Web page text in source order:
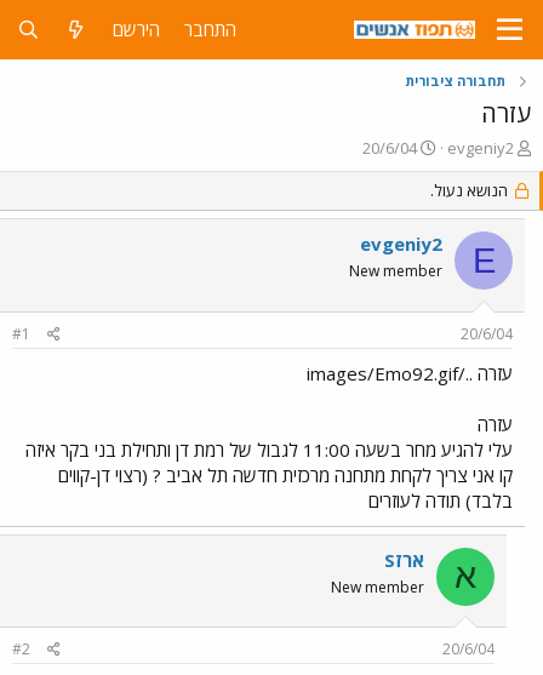
התחבר הירשם
תחבורה ציבורית
עזרה
פ
ו
ת
ח
נ
evgeniy2
פ
ו
ס
ם
ב
ת
ך
20/6/04
הנושא נעול.
E
evgeniy2
New member
20/6/04
#1
עזרה ../images/Emo92.gif
עזרה
עלי להגיע מחר בשעה 11:00 לגבול של רמת דן ותחילת בני בקר איזה
קו אני צריך לקחת מתחנה מרכזית חדשה תל אביב ? (רצוי דן-קווים
בלבד) תודה לעוזרים
א ארזS
New member
20/6/04
#2